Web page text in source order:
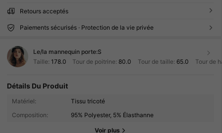
Retours acceptés
Paiements sécurisés · Protection de la vie privée
Le/la mannequin porte:S
Taille: 178.0 Tour de poitrine: 80.0 Tour de taille: 65.0 Tour de
Détails Du Produit
Matériel:
Tissu tricoté
Composition:
95% Polyester, 5% Élasthanne
Voir plus
4.94
179K Suiveurs